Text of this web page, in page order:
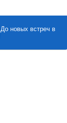
До новых встреч в